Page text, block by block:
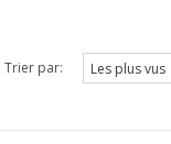
Trier par: